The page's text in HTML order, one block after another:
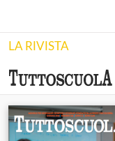
LA RIVISTA